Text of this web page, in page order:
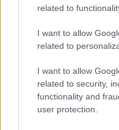
related to
I want to allow
related to
I want to allow
related to security,
functionality and
user protection.
Ταψί
Ιδέες
κάνουν
«δικό